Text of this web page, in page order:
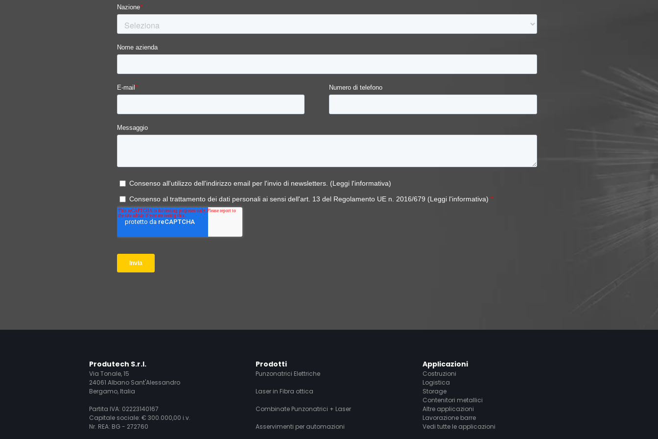
Produtech S.r.l.
Via Tonale, 15
24061 Albano Sant'Alessandro
Bergamo, Italia
Partita IVA: 02223140167
Capitale sociale: € 300.000,00 i.v.
Nr. REA: BG - 272760
Prodotti
Punzonatrici Elettriche
Laser in Fibra ottica
Combinate Punzonatrici + Laser
Asservimenti per automazioni
Applicazioni
Costruzioni
Logistica
Storage
Contenitori metallici
Altre applicazioni
Lavorazione barre
Vedi tutte le applicazioni